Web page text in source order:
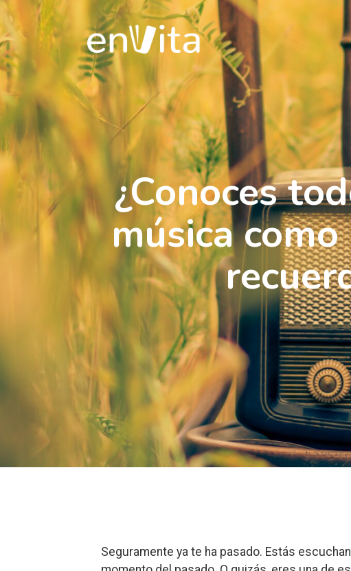
¿Conoces
música
Seguramente ya te ha pasado. Estás